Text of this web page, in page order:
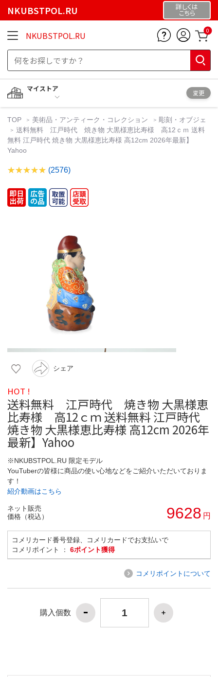
NKUBSTPOL.RU 詳しくは
こちら
NKUBSTPOL.RU 0
マイストア
変更
TOP 美術品・アンティーク・コレクション
彫刻・オブジェ
送料無料 江戸時代 焼き物 大黒様恵比寿様 高12ｃｍ 送料
無料 江戸時代 焼き物 大黒様恵比寿様 高12cm 2026年最新】
Yahoo
(2576)
シェア
HOT !
送料無料 江戸時代 焼き物 大黒様恵
比寿様 高12ｃｍ 送料無料 江戸時代
焼き物 大黒様恵比寿様 高12cm 2026年
最新】Yahoo
※NKUBSTPOL.RU 限定モデル
YouTuberの皆様に商品の使い心地などをご紹介いただいておりま
す！
紹介動画はこちら
ネット販売
価格（税込）
9628 円
コメリカード番号登録、コメリカードでお支払いで
コメリポイント ： 6ポイント獲得
コメリポイントについて
購入個数